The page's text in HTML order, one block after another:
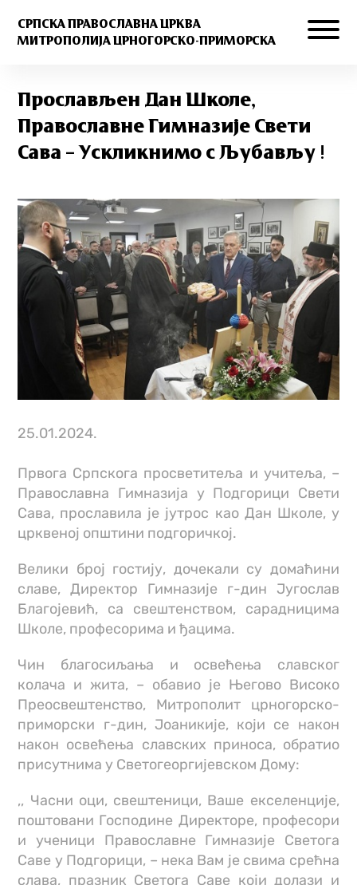
СРПСКА ПРАВОСЛАВНА ЦРКВА
МИТРОПОЛИЈА ЦРНОГОРСКО-ПРИМОРСКА
Прослављен Дан Школе,
Православне Гимназије Свети
Сава – Ускликнимо с Љубављу !
25.01.2024.
Првога Српскога просветитеља и учитеља, –
Православна Гимназија у Подгорици Свети
Сава, прославила је јутрос као Дан Школе, у
црквеној општини подгоричкој.
Велики број гостију, дочекали су домаћини
славе, Директор Гимназије г-дин Југослав
Благојевић, са свештенством, сарадницима
Школе, професорима и ђацима.
Чин благосиљања и освећења славског
колача и жита, – обавио је Његово Високо
Преосвештенство, Митрополит црногорско-
приморски г-дин, Јоаникије, који се након
након освећења славских приноса, обратио
присутнима у Светогеоргијевском Дому:
,, Часни оци, свештеници, Ваше екселенције,
поштовани Господине Директоре, професори
и ученици Православне Гимназије Светога
Саве у Подгорици, – нека Вам је свима срећна
слава, празник Светога Саве који долази и